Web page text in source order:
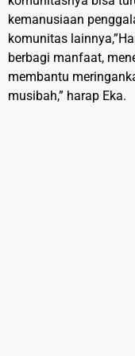
kemanusiaan
komunitas
berbagi manfaat,
membantu
musibah,” harap Eka.